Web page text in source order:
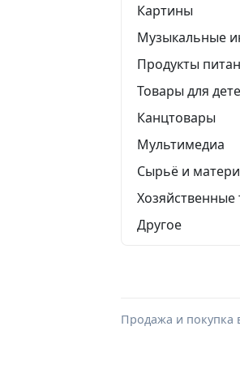
Картины
Музыкальные
Продукты
Товары для
Канцтовары
Мультимедиа
Сырьё и
Хозяйственные
Другое
Продажа и покупка